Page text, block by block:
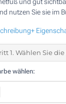
und gut
nutzen Sie sie im
+
1. Wählen Sie
wählen: